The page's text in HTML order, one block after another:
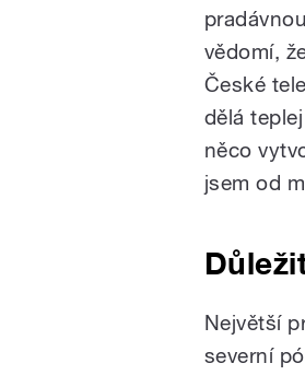
vědomí,
České
dělá
něco
jsem od
Největší
severní